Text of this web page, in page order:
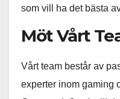
som vill ha det bästa
Möt Vårt
Vårt team består av
experter inom gaming